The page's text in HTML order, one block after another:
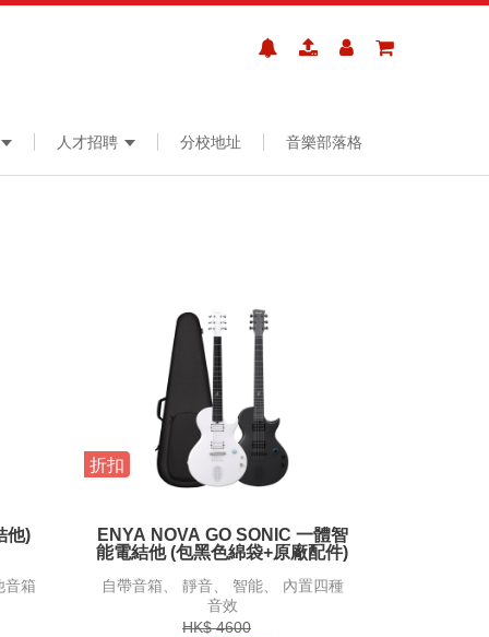
人才招聘 分校地址 音樂部落格
結他)
音箱
折扣
ENYA NOVA GO SONIC 一體智
能電結他 (包黑色綿袋+原廠配件)
自帶音箱、 靜音、 智能、 內置四種
音效
HK$ 4600